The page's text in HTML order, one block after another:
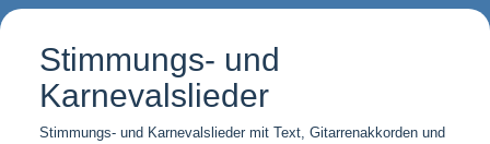
Stimmungs- und
Karnevalslieder
Stimmungs- und Karnevalslieder mit Text, Gitarrenakkorden und